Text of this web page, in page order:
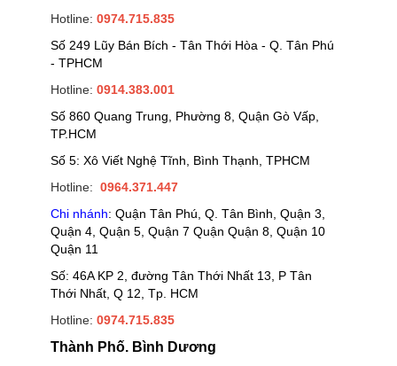
Hotline: 0974.715.835
Số 249 Lũy Bán Bích - Tân Thới Hòa - Q. Tân Phú
- TPHCM
Hotline: 0914.383.001
Số 860 Quang Trung, Phường 8, Quận Gò Vấp,
TP.HCM
Số 5: Xô Viết Nghệ Tĩnh, Bình Thạnh, TPHCM
Hotline: 0964.371.447
Chi nhánh: Quận Tân Phú, Q. Tân Bình, Quận 3,
Quận 4, Quận 5, Quận 7 Quận Quận 8, Quận 10
Quận 11
Số: 46A KP 2, đường Tân Thới Nhất 13, P Tân
Thới Nhất, Q 12, Tp. HCM
Hotline: 0974.715.835
Thành Phố. Bình Dương